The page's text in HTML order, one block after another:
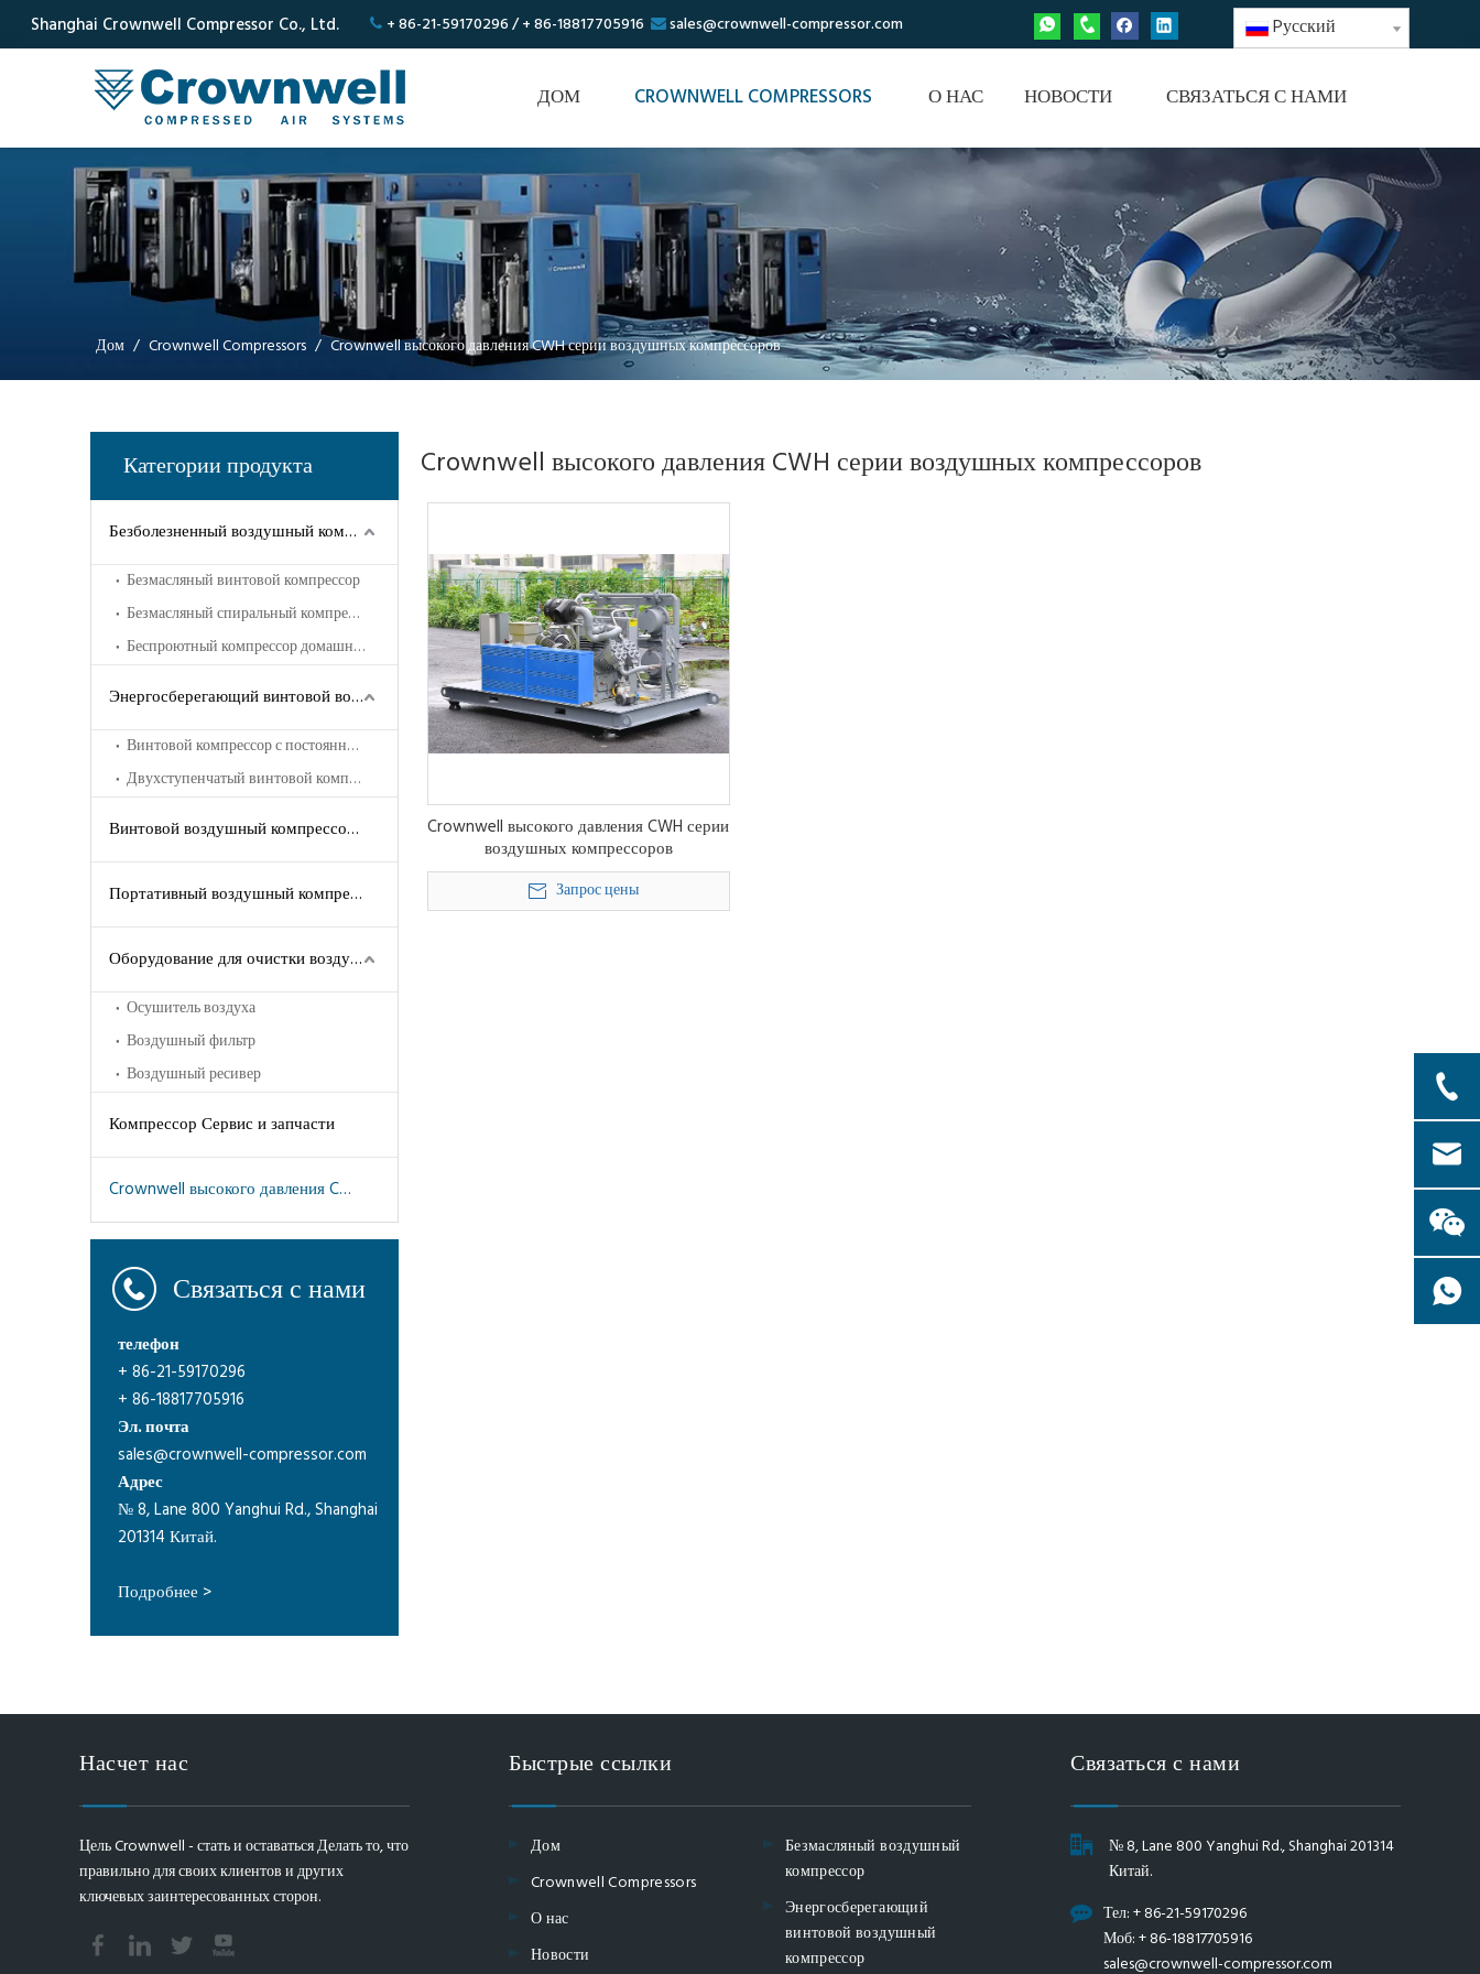
Shanghai Crownwell Compressor Co., Ltd.  + 86-21-59170296 / + 86-18817705916  sales@crownwell-compressor.com Pусский
ДОМ CROWNWELL COMPRESSORS О НАС НОВОСТИ СВЯЗАТЬСЯ С НАМИ
Дом / Crownwell Compressors / Crownwell высокого давления CWH серии воздушных компрессоров
Категории продукта
Безболезненный воздушный компрессор
Безмасляный винтовой компрессор
Безмасляный спиральный компрессор
Беспроютный компрессор домашнего животного
Энергосберегающий винтовой воздушный компрессор
Винтовой компрессор с постоянным магнитом VSD
Двухступенчатый винтовой компрессор с постоянным магнитом VSD
Винтовой воздушный компрессор с впрыском масла
Портативный воздушный компрессор
Оборудование для очистки воздуха
Осушитель воздуха
Воздушный фильтр
Воздушный ресивер
Компрессор Сервис и запчасти
Crownwell высокого давления CWH серии воздушных компрессоров
Связаться с нами
телефон
+ 86-21-59170296
+ 86-18817705916
Эл. почта
sales@crownwell-compressor.com
Адрес
№ 8, Lane 800 Yanghui Rd., Shanghai
201314 Китай.
Подробнее >
Crownwell высокого давления CWH серии воздушных компрессоров
Crownwell высокого давления CWH серии
воздушных компрессоров
Запрос цены
Насчет нас
Цель Crownwell - стать и оставаться Делать то, что
правильно для своих клиентов и других
ключевых заинтересованных сторон.
Быстрые ссылки
Дом
Crownwell Compressors
О нас
Новости
Безмасляный воздушный
компрессор
Энергосберегающий
винтовой воздушный
компрессор
Связаться с нами
№ 8, Lane 800 Yanghui Rd., Shanghai 201314
Китай.
Тел: + 86-21-59170296
Моб: + 86-18817705916
sales@crownwell-compressor.com